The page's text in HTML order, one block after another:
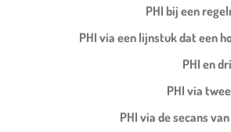
PHI bij een
PHI via een lijnstuk dat een
PHI en
PHI via
PHI via de secans